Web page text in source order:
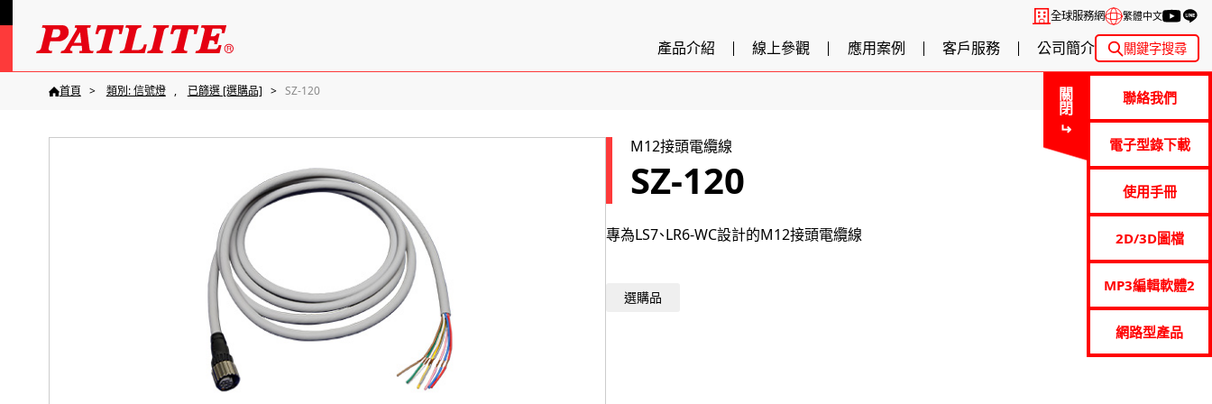
全球服務網 繁體中文
產品介紹 線上參觀 應用案例 客戶服務 公司簡介 關鍵字搜尋
關閉 聯絡我們
電子型錄下載
使用手冊
2D/3D圖檔
MP3編輯軟體2
網路型產品
首頁 類別: 信號燈 已篩選 [選購品] SZ-120
M12接頭電纜線
SZ-120
專為LS7、LR6-WC設計的M12接頭電纜線
選購品